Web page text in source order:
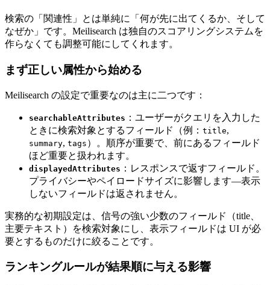
検索の「関連性」とは単純に「何が先に出てくるか、そして
なぜか」です。Meilisearch は独自のスコアリングシステムを
作らなくても調整可能にしてくれます。
まず正しい属性から始める
Meilisearch の設定で重要なのは主に二つです：
searchableAttributes ：ユーザーがクエリを入力した
ときに検索対象とするフィールド（例： title,
summary, tags ）。順序が重要で、前にあるフィールド
ほど重要と扱われます。
displayedAttributes ：レスポンスで返すフィールド。
プライバシーやペイロードサイズに影響します—表示
しないフィールドは返されません。
実務的な初期設定は、信号の強い少数のフィールド（title、
主要テキスト）を検索対象にし、表示フィールドは UI が必
要とするものだけに絞ることです。
ランキングルールが結果順に与える影響